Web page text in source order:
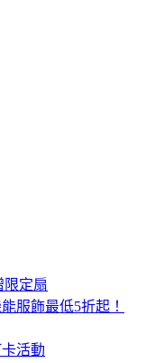
限定扇
服飾最低5折起！
活動